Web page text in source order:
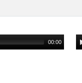
00:00